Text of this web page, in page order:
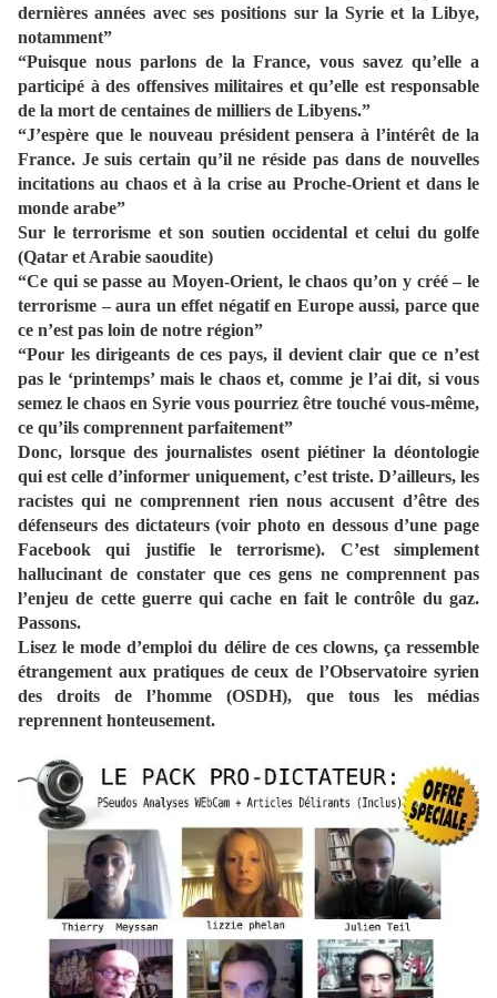
dernières années avec ses positions sur la Syrie et la Libye,
notamment”
“Puisque nous parlons de la France, vous savez qu’elle a
participé à des offensives militaires et qu’elle est responsable
de la mort de centaines de milliers de Libyens.”
“J’espère que le nouveau président pensera à l’intérêt de la
France. Je suis certain qu’il ne réside pas dans de nouvelles
incitations au chaos et à la crise au Proche-Orient et dans le
monde arabe”
Sur le terrorisme et son soutien occidental et celui du golfe
(Qatar et Arabie saoudite)
“Ce qui se passe au Moyen-Orient, le chaos qu’on y créé – le
terrorisme – aura un effet négatif en Europe aussi, parce que
ce n’est pas loin de notre région”
“Pour les dirigeants de ces pays, il devient clair que ce n’est
pas le ‘printemps’ mais le chaos et, comme je l’ai dit, si vous
semez le chaos en Syrie vous pourriez être touché vous-même,
ce qu’ils comprennent parfaitement”
Donc, lorsque des journalistes osent piétiner la déontologie
qui est celle d’informer uniquement, c’est triste. D’ailleurs, les
racistes qui ne comprennent rien nous accusent d’être des
défenseurs des dictateurs (voir photo en dessous d’une page
Facebook qui justifie le terrorisme). C’est simplement
hallucinant de constater que ces gens ne comprennent pas
l’enjeu de cette guerre qui cache en fait le contrôle du gaz.
Passons.
Lisez le mode d’emploi du délire de ces clowns, ça ressemble
étrangement aux pratiques de ceux de l’Observatoire syrien
des droits de l’homme (OSDH), que tous les médias
reprennent honteusement.